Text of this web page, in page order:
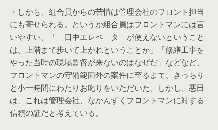
・しかも、組合員からの苦情は管理会社のフロント担当
にも寄せられる。というか組合員はフロントマンには言
いやすい。「一日中エレベーターが使えないということ
は、上階まで歩いて上がれということか」「修繕工事を
やった当時の現場監督が来ないのはなぜだ」などなど、
フロントマンの守備範囲外の案件に至るまで、きっちり
と小一時間にわたりお叱りをいただいた。しかし、悪田
は、これは管理会社、なかんずくフロントマンに対する
信頼の証だと考えている。